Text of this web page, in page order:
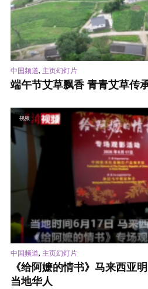
中国频道, 主页幻灯片
端午节艾草飘香 青青艾草传
视频
中国频道, 主页幻灯片
《给阿嬷的情书》马来西亚
当地华人